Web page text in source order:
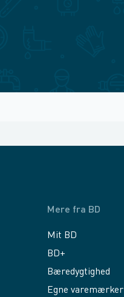
Mere fra BD
Mit BD
BD+
Bæredygtighed
Egne varemærker